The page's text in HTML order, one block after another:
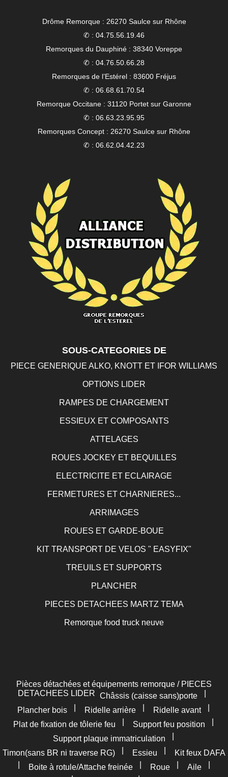
Drôme Remorque : 26270 Saulce sur Rhône
✆ : 04.75.56.19.46
Remorques du Dauphiné : 38340 Voreppe
✆ : 04.76.50.66.28
Remorques de l’Estérel : 83600 Fréjus
✆ : 06.68.61.70.54
Remorque Occitane : 31120 Portet sur Garonne
✆ : 06.63.23.95.95
Remorques Concept : 26270 Saulce sur Rhône
✆ : 06.62.04.42.23
SOUS-CATEGORIES DE
PIECE GENERIQUE ALKO, KNOTT ET IFOR WILLIAMS
OPTIONS LIDER
RAMPES DE CHARGEMENT
ESSIEUX ET COMPOSANTS
ATTELAGES
ROUES JOCKEY ET BEQUILLES
ELECTRICITE ET ECLAIRAGE
FERMETURES ET CHARNIERES...
ARRIMAGES
ROUES ET GARDE-BOUE
KIT TRANSPORT DE VELOS " EASYFIX"
TREUILS ET SUPPORTS
PLANCHER
PIECES DETACHEES MARTZ TEMA
Remorque food truck neuve
Pièces détachées et équipements remorque / PIECES
DETACHEES LIDER Châssis (caisse sans)porte
Plancher bois
Ridelle arrière Ridelle avant
Plat de fixation de tôlerie feu
Support feu position
Support plaque immatriculation
Timon(sans BR ni traverse RG)
Essieu
Kit feux DAFA
Boite à rotule/Attache freinée Roue Aile